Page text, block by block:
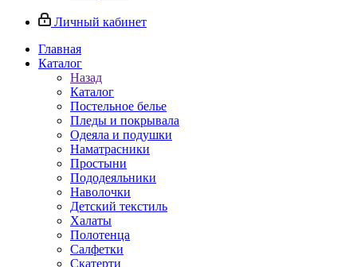
Личный кабинет
Главная
Каталог
Назад
Каталог
Постельное белье
Пледы и покрывала
Одеяла и подушки
Наматрасники
Простыни
Пододеяльники
Наволочки
Детский текстиль
Халаты
Полотенца
Салфетки
Скатерти